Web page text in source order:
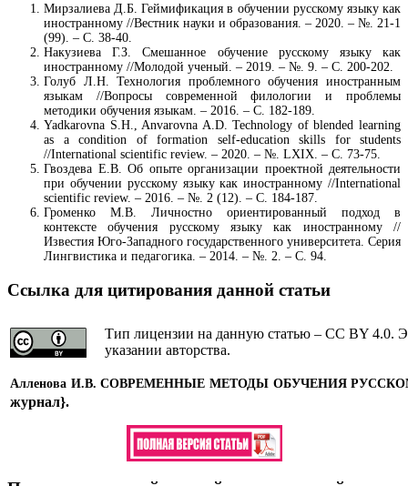
Мирзалиева Д.Б. Геймификация в обучении русскому языку как
иностранному //Вестник науки и образования. – 2020. – №. 21-1
(99). – С. 38-40.
Накузиева Г.З. Смешанное обучение русскому языку как
иностранному //Молодой ученый. – 2019. – №. 9. – С. 200-202.
Голуб Л.Н. Технология проблемного обучения иностранным
языкам //Вопросы современной филологии и проблемы
методики обучения языкам. – 2016. – С. 182-189.
Yadkarovna S.H., Anvarovna A.D. Technology of blended learning
as a condition of formation self-education skills for students
//International scientific review. – 2020. – №. LXIX. – С. 73-75.
Гвоздева Е.В. Об опыте организации проектной деятельности
при обучении русскому языку как иностранному //International
scientific review. – 2016. – №. 2 (12). – С. 184-187.
Громенко М.В. Личностно ориентированный подход в
контексте обучения русскому языку как иностранному //
Известия Юго-Западного государственного университета. Серия
Лингвистика и педагогика. – 2014. – №. 2. – С. 94.
Ссылка для цитирования данной статьи
Тип лицензии на данную статью – CC BY 4.0.
указании авторства.
Алленова И.В. СОВРЕМЕННЫЕ МЕТОДЫ ОБУЧЕНИЯ
журнал}.